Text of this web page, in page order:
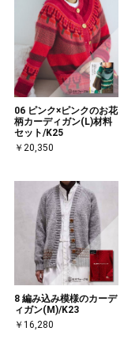
06 ピンク×ピンクのお花
柄カーディガン(L)材料
セット/K25
￥20,350
8 編み込み模様のカーデ
ィガン(M)/K23
￥16,280